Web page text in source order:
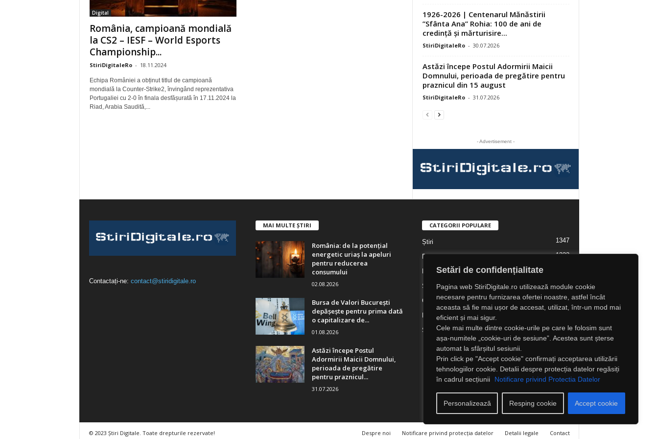
Setări de confidențialitate
Pagina web StiriDigitale.ro utilizează module cookie
necesare pentru furnizarea ofertei noastre, astfel încât
aceasta să fie mai ușor de accesat, utilizat, într-un mod mai
eficient și mai sigur.
Cele mai multe dintre cookie-urile pe care le folosim sunt
așa-numitele „cookie-uri de sesiune”. Acestea sunt șterse
automat la sfârșitul sesiunii.
Prin click pe "Accept cookie" confirmați acceptarea utilizării
tehnologiilor cookie. Detalii despre protecția datelor regăsiți
în cadrul secțiunii
Notificare privind Protectia Datelor
Personalizează Resping cookie Accept cookie
Digital
România, campioană mondială
la CS2 – IESF – World Esports
Championship...
StiriDigitaleRo - 18.11.2024
Echipa României a obținut titlul de campioană
mondială la Counter-Strike2, învingând reprezentativa
Portugaliei cu 2-0 în finala desfășurată în 17.11.2024 la
Riad, Arabia Saudită,...
1926-2026 | Centenarul Mănăstirii
”Sfânta Ana” Rohia: 100 de ani de
credință și mărturisire...
StiriDigitaleRo - 30.07.2026
Astăzi începe Postul Adormirii Maicii
Domnului, perioada de pregătire pentru
praznicul din 15 august
StiriDigitaleRo - 31.07.2026
- Advertisement -
Contactați-ne: contact@stiridigitale.ro
MAI MULTE ȘTIRI
România: de la potențial
energetic uriaș la apeluri
pentru reducerea
consumului
02.08.2026
Bursa de Valori București
depășește pentru prima dată
o capitalizare de...
01.08.2026
Astăzi începe Postul
Adormirii Maicii Domnului,
perioada de pregătire
pentru praznicul...
31.07.2026
CATEGORII POPULARE
Știri 1347
Digital Lifestyle 1323
Digital
Societate 1216
Cultură 825
Religie
Știri Externe 525
Despre noi Notificare privind protecția datelor Detalii legale Contact
© 2023 Știri Digitale. Toate drepturile rezervate!